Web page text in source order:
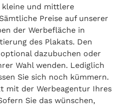
und mittlere
Preise auf unserer
der Werbefläche in
des Plakats. Den
dazubuchen oder
Wahl wenden. Lediglich
Sie sich noch kümmern.
mit der Werbeagentur Ihres
Sie das wünschen,